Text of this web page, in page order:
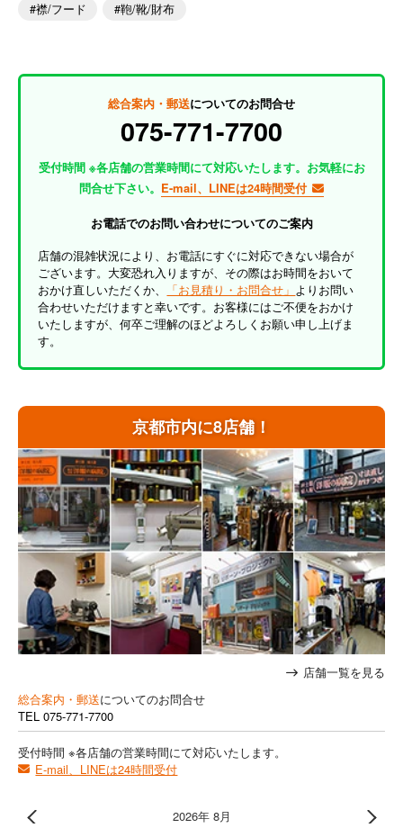
京都市内に8店舗！
店舗一覧を見る
総合案内・郵送についてのお問合せ
TEL 075-771-7700
受付時間 ※各店舗の営業時間にて対応いたします。
E-mail、LINEは24時間受付
2026年 8月
襟/フード
鞄/靴/財布
総合案内・郵送についてのお問合せ
075-771-7700
受付時間 ※各店舗の営業時間にて対応いたします。お気軽にお
問合せ下さい。 E-mail、LINEは24時間受付
お電話でのお問い合わせについてのご案内
店舗の混雑状況により、お電話にすぐに対応できない場合が
ございます。大変恐れ入りますが、その際はお時間をおいて
おかけ直しいただくか、
「お見積り・お問合せ」 よりお問い
合わせいただけますと幸いです。お客様にはご不便をおかけ
いたしますが、何卒ご理解のほどよろしくお願い申し上げま
す。